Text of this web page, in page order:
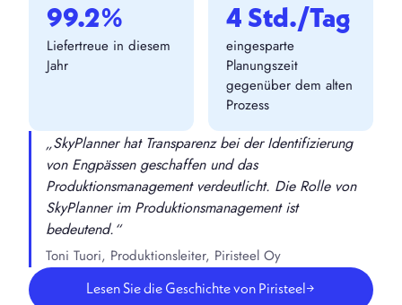
99.2%
Liefertreue in diesem
Jahr
4 Std./Tag
eingesparte
Planungszeit
gegenüber dem alten
Prozess
„SkyPlanner hat Transparenz bei der Identifizierung
von Engpässen geschaffen und das
Produktionsmanagement verdeutlicht. Die Rolle von
SkyPlanner im Produktionsmanagement ist
bedeutend.“
Toni Tuori, Produktionsleiter, Piristeel Oy
Lesen Sie die Geschichte von Piristeel →